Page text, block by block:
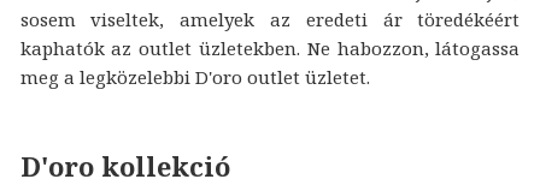
sosem viseltek, amelyek az eredeti ár töredékéért
kaphatók az outlet üzletekben. Ne habozzon, látogassa
meg a legközelebbi D'oro outlet üzletet.
D'oro kollekció